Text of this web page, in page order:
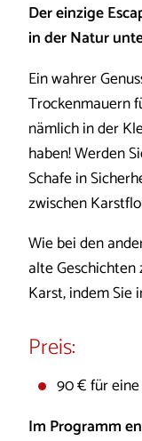
Der einzige
in der Natur
Ein wahrer
Trockenmauern
nämlich in der
haben! Werden
Schafe in
zwischen
Wie bei den
alte Geschichten
Karst, indem Sie
Preis:
90 € für
Im Programm